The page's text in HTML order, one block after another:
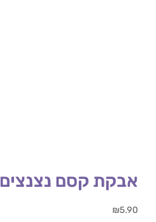
אבקת קסם נצנצים 5 ס"מ
₪5.90